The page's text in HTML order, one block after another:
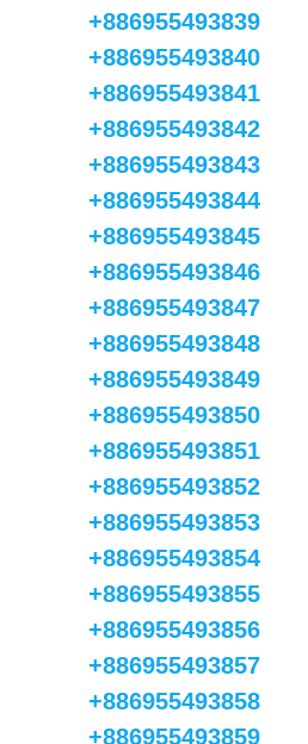
+886955493839
+886955493840
+886955493841
+886955493842
+886955493843
+886955493844
+886955493845
+886955493846
+886955493847
+886955493848
+886955493849
+886955493850
+886955493851
+886955493852
+886955493853
+886955493854
+886955493855
+886955493856
+886955493857
+886955493858
+886955493859